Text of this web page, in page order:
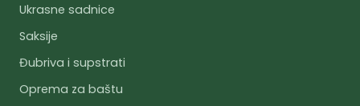
Ukrasne sadnice
Saksije
Đubriva i supstrati
Oprema za baštu